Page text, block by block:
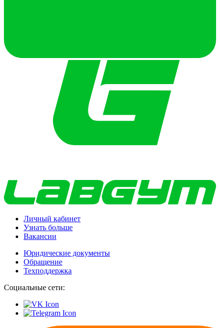
Личный кабинет
Узнать больше
Вакансии
Юридические документы
Обращение
Техподдержка
Социальные сети: